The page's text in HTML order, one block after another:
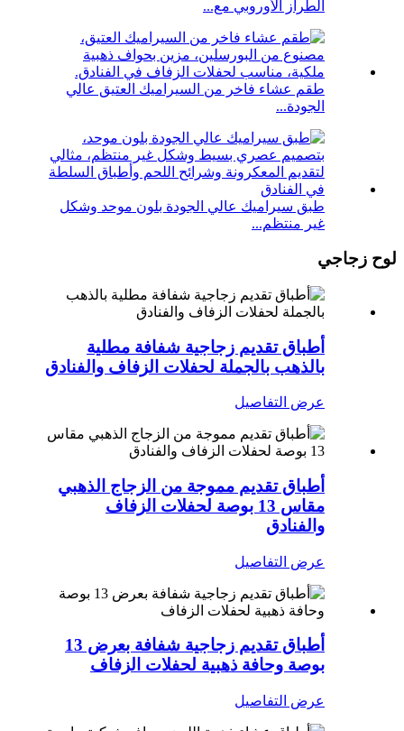
الطراز الأوروبي مع...
طقم عشاء فاخر من السيراميك العتيق عالي
الجودة...
طبق سيراميك عالي الجودة بلون موحد وشكل
غير منتظم...
لوح زجاجي
أطباق تقديم زجاجية شفافة مطلية
بالذهب بالجملة لحفلات الزفاف والفنادق
عرض التفاصيل
أطباق تقديم مموجة من الزجاج الذهبي
مقاس 13 بوصة لحفلات الزفاف
والفنادق
عرض التفاصيل
أطباق تقديم زجاجية شفافة بعرض 13
بوصة وحافة ذهبية لحفلات الزفاف
عرض التفاصيل